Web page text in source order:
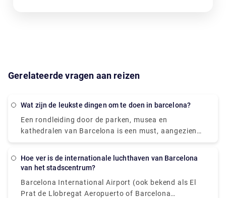
Gerelateerde vragen aan reizen
Wat zijn de leukste dingen om te doen in barcelona?
Een rondleiding door de parken, musea en
kathedralen van Barcelona is een must, aangezien
de stad een aantal van de meest unieke en
Rondleidingen door de kleurrijke gebouwen van
en Park Güell, zullen je dag goed beginnen. Pak een
Hoe ver is de internationale luchthaven van Barcelona
van het stadscentrum?
Barcelona International Airport (ook bekend als El
Prat de Llobregat Aeropuerto of Barcelona